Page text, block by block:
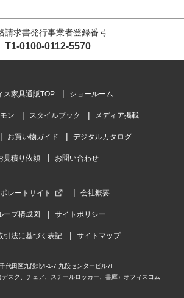
請求書発行事業者登録番号
T1-0100-0112-5570
ス家具通販TOP ショールーム
ン スタイルブック メディア掲載
お買い物ガイド デジタルカタログ
見積り依頼 お問い合わせ
レートサイト 会社概要
ープ構成図 サイトポリシー
引法に基づく表記 サイトマップ
代田区九段北4-1-7 九段センタービル7F
スク、チェア、スチールロッカー、書庫）オフィスコム